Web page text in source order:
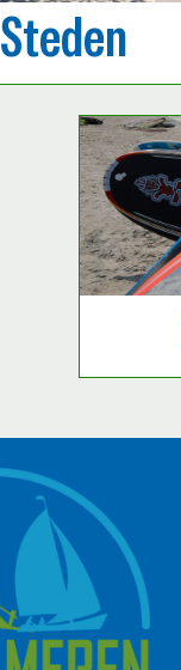
Steden